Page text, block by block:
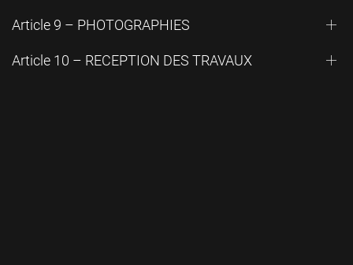
Article 9 – PHOTOGRAPHIES
Article 10 – RECEPTION DES TRAVAUX